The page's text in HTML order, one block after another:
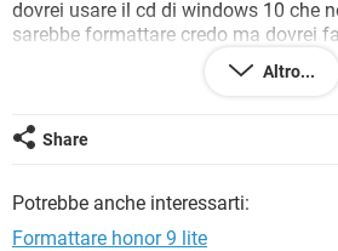
dovrei usare il cd di windows 10 che
sarebbe formattare credo ma dovrei
all'utente di windows che mi da
Ho provato ad accedere ad altri utenti
a fare qualcosa ma mi da sempre
Altro...
Share
Potrebbe anche interessarti:
Formattare honor 9 lite